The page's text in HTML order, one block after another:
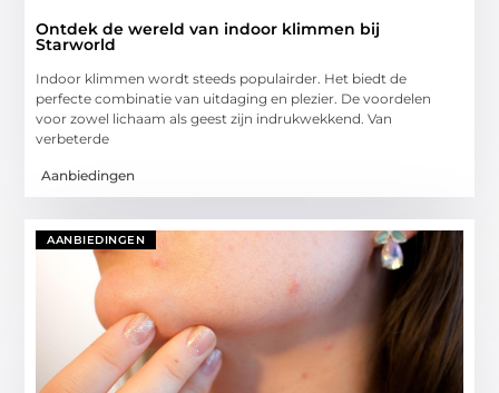
Ontdek de wereld van indoor klimmen bij
Starworld
Indoor klimmen wordt steeds populairder. Het biedt de
perfecte combinatie van uitdaging en plezier. De voordelen
voor zowel lichaam als geest zijn indrukwekkend. Van
verbeterde
Aanbiedingen
AANBIEDINGEN